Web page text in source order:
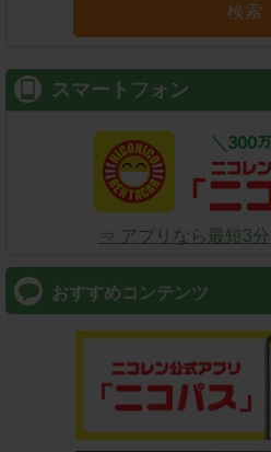
検索
スマートフォン
⇒ アプリなら最短3分
おすすめコンテンツ